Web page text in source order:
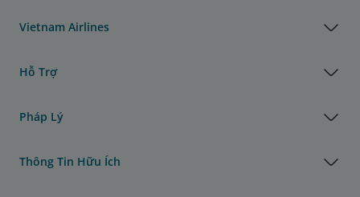
Vietnam Airlines
Hỗ Trợ
Pháp Lý
Thông Tin Hữu Ích